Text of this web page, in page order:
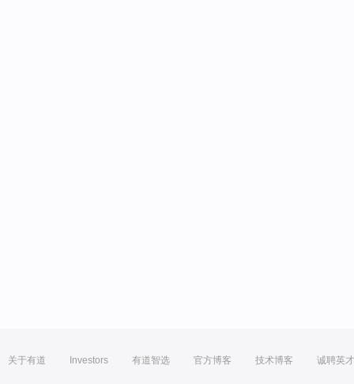
关于有道 Investors 有道智选 官方博客 技术博客 诚聘英才